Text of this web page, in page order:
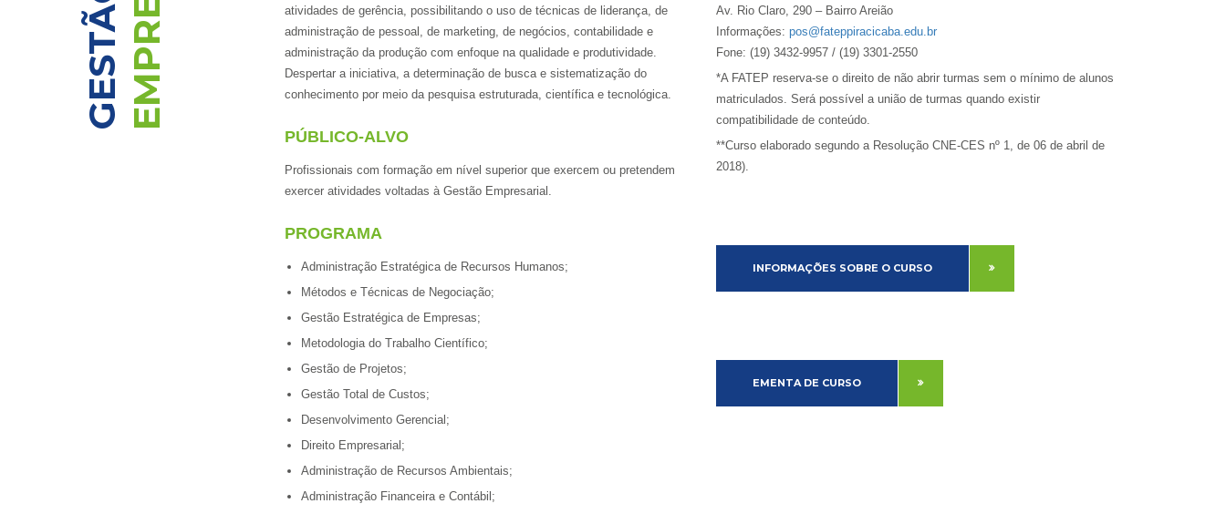
GESTÃO
atividades de gerência, possibilitando o uso de técnicas de liderança, de
administração de pessoal, de marketing, de negócios, contabilidade e
administração da produção com enfoque na qualidade e produtividade.
Despertar a iniciativa, a determinação de busca e sistematização do
conhecimento por meio da pesquisa estruturada, científica e tecnológica.
PÚBLICO-ALVO
Profissionais com formação em nível superior que exercem ou pretendem
exercer atividades voltadas à Gestão Empresarial.
PROGRAMA
Administração Estratégica de Recursos Humanos;
Métodos e Técnicas de Negociação;
Gestão Estratégica de Empresas;
Metodologia do Trabalho Científico;
Gestão de Projetos;
Gestão Total de Custos;
Desenvolvimento Gerencial;
Direito Empresarial;
Administração de Recursos Ambientais;
Administração Financeira e Contábil;
Av. Rio Claro, 290 – Bairro Areião
Informações: pos@fateppiracicaba.edu.br
Fone: (19) 3432-9957 / (19) 3301-2550
*A FATEP reserva-se o direito de não abrir turmas sem o mínimo de alunos
matriculados. Será possível a união de turmas quando existir
compatibilidade de conteúdo.
**Curso elaborado segundo a Resolução CNE-CES nº 1, de 06 de abril de
2018).
INFORMAÇÕES SOBRE O CURSO
EMENTA DE CURSO